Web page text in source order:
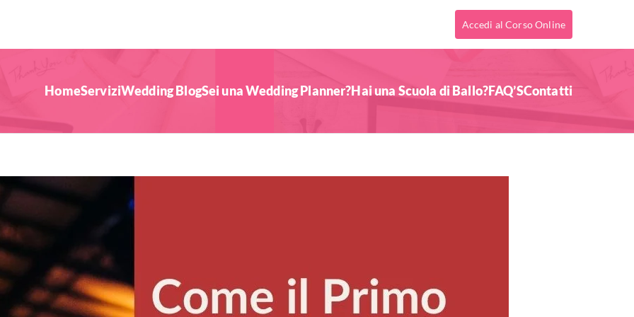
Accedi al Corso Online
HomeServiziWedding BlogSei una Wedding Planner?Hai una Scuola di Ballo?FAQ’SContatti